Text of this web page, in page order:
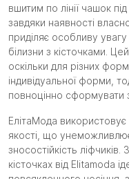
вшитим по лінії чашок
завдяки наявності
приділяє особливу
білизни з кісточками.
оскільки для різних
індивідуальної форми,
повноцінно сформувати
ЕлітаМода
якості, що
зносостійкість
кісточках від Elitamoda